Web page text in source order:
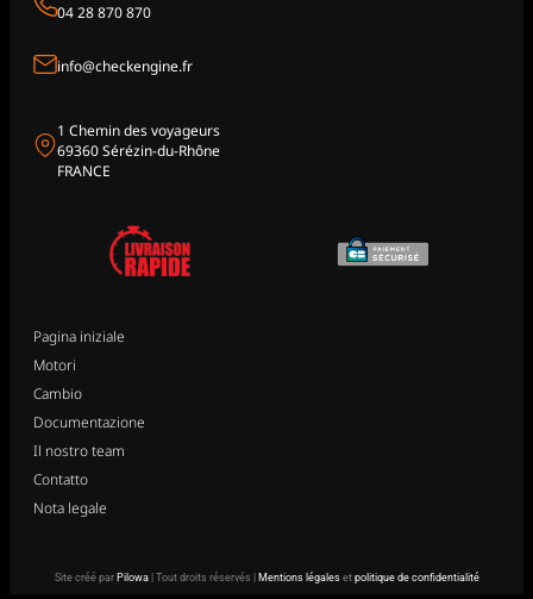
04 28 870 870
info@checkengine.fr
1 Chemin des voyageurs
69360 Sérézin-du-Rhône
FRANCE
Pagina iniziale
Motori
Cambio
Documentazione
Il nostro team
Contatto
Nota legale
Site créé par Pilowa| Tout droits réservés | Mentions légaleset politique de confidentialité